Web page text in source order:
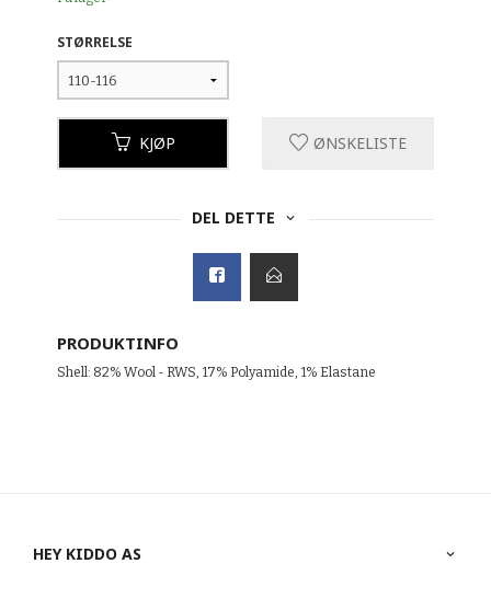
STØRRELSE
KJØP ØNSKELISTE
DEL DETTE
PRODUKTINFO
Shell: 82% Wool - RWS, 17% Polyamide, 1% Elastane
HEY KIDDO AS